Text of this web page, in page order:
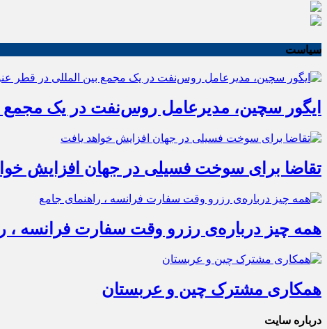
سیاست
ایگور سچین، مدیرعامل روس‌نفت در یک مجمع
تقاضا برای سوخت فسیلی در جهان افزایش
همه چیز درباره‌ی رزرو وقت سفارت فرانسه ،
همکاری مشترک چین و عربستان
درباره سایت